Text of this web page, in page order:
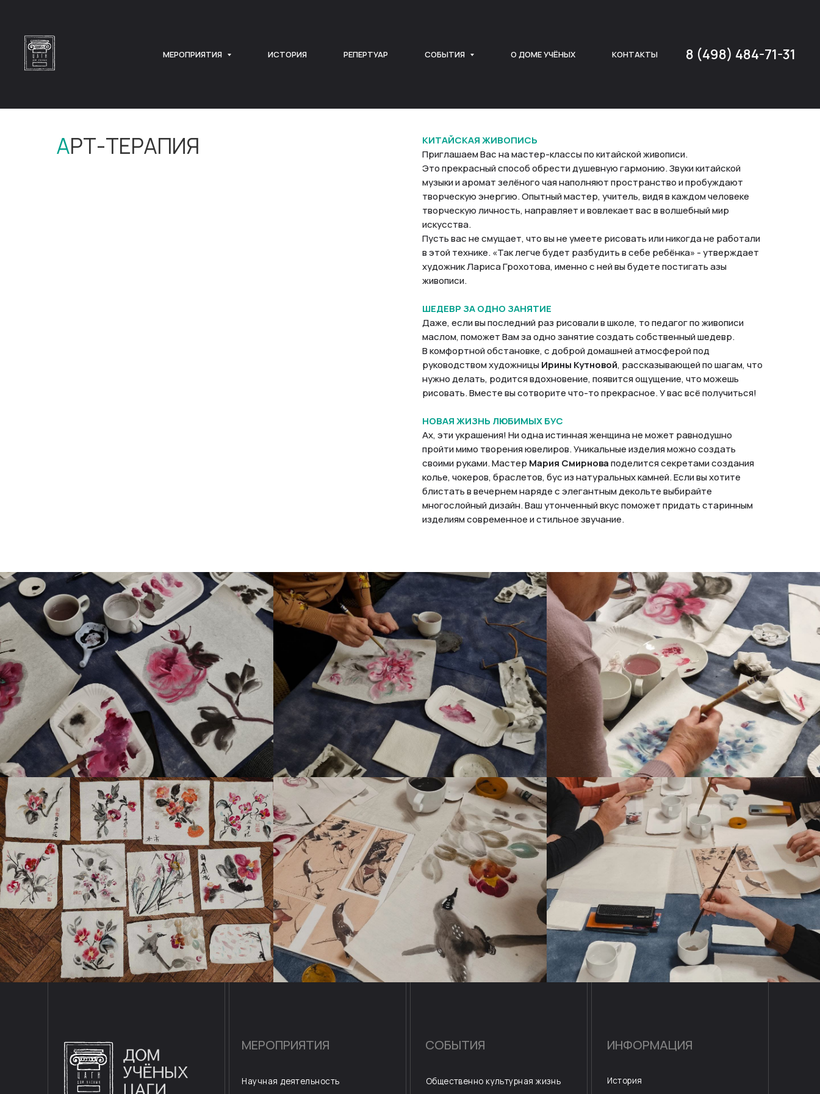
МЕРОПРИЯТИЯ ИСТОРИЯ РЕПЕРТУАР СОБЫТИЯ О ДОМЕ УЧЁНЫХ КОНТАКТЫ 8 (498) 484-71-31
АРТ-ТЕРАПИЯ
КИТАЙСКАЯ ЖИВОПИСЬ
Приглашаем Вас на мастер-классы по китайской живописи.
Это прекрасный способ обрести душевную гармонию. Звуки китайской
музыки и аромат зелёного чая наполняют пространство и пробуждают
творческую энергию. Опытный мастер, учитель, видя в каждом человеке
творческую личность, направляет и вовлекает вас в волшебный мир
искусства.
Пусть вас не смущает, что вы не умеете рисовать или никогда не работали
в этой технике. «Так легче будет разбудить в себе ребёнка» - утверждает
художник Лариса Грохотова, именно с ней вы будете постигать азы
живописи.
ШЕДЕВР ЗА ОДНО ЗАНЯТИЕ
Даже, если вы последний раз рисовали в школе, то педагог по живописи
маслом, поможет Вам за одно занятие создать собственный шедевр.
В комфортной обстановке, с доброй домашней атмосферой под
руководством художницыИрины Кутновой, рассказывающей по шагам, что
нужно делать, родится вдохновение, появится ощущение, что можешь
рисовать. Вместе вы сотворите что-то прекрасное. У вас всё получиться!
НОВАЯ ЖИЗНЬ ЛЮБИМЫХ БУС
Ах, эти украшения! Ни одна истинная женщина не может равнодушно
пройти мимо творения ювелиров. Уникальные изделия можно создать
своими руками. Мастер Мария Смирноваподелится секретами создания
колье, чокеров, браслетов, бус из натуральных камней. Если вы хотите
блистать в вечернем наряде с элегантным декольте выбирайте
многослойный дизайн. Ваш утонченный вкус поможет придать старинным
изделиям современное и стильное звучание.
МЕРОПРИЯТИЯ
Научная деятельность Общественно культурная жизнь
ИНФОРМАЦИЯ
История
ПОДПИСАТЬСЯ
Подпишитесь на рассылку
и узнавайте о новых